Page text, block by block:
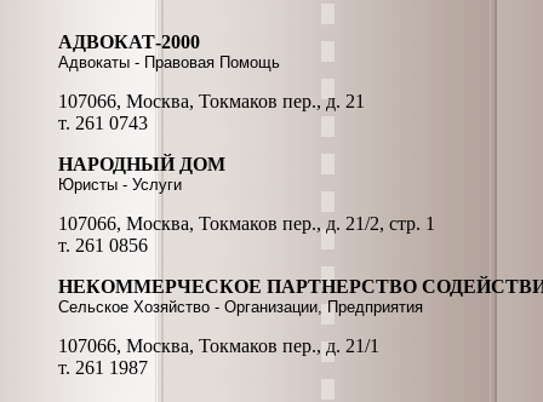
АДВОКАТ-2000
Адвокаты - Правовая Помощь
107066, Москва, Токмаков пер., д. 21
т. 261 0743
НАРОДНЫЙ ДОМ
Юристы - Услуги
107066, Москва, Токмаков пер., д. 21/2, стр. 1
т. 261 0856
НЕКОММЕРЧЕСКОЕ ПАРТНЕРСТВО
Сельское Хозяйство - Организации, Предприятия
107066, Москва, Токмаков пер., д. 21/1
т. 261 1987